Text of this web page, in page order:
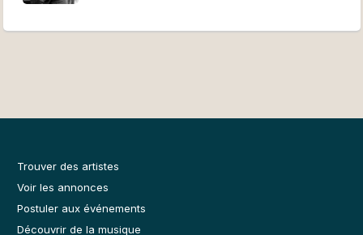
Trouver des artistes
Voir les annonces
Postuler aux événements
Découvrir de la musique